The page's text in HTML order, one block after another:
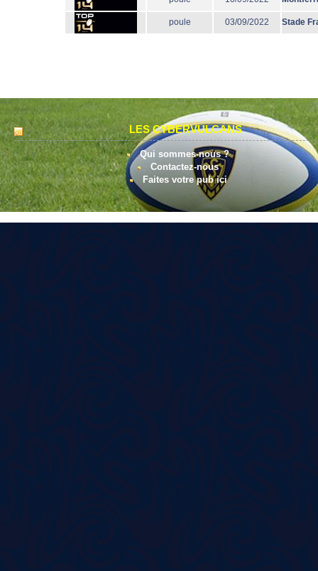
poule 03/09/2022 Stade
LES CYBERVULCANS
Qui sommes-nous ?
Contactez-nous
Faites votre pub ici